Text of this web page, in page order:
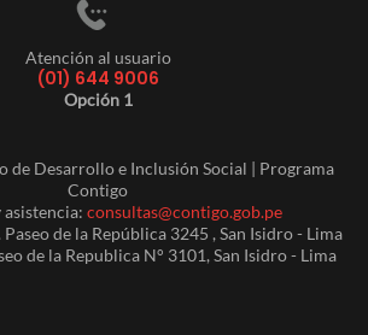
Atención al usuario
(01) 644 9006
Opción 1
Desarrollo e Inclusión Social | Programa
Contigo
consultas@contigo.gob.pe
Paseo de la República 3245 , San Isidro - Lima
de la Republica N° 3101, San Isidro - Lima